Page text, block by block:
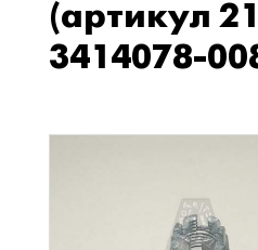
(артикул
3414078-